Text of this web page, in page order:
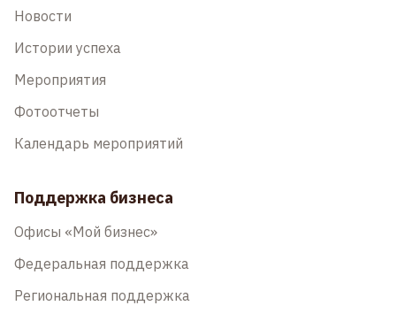
Новости
Истории успеха
Мероприятия
Фотоотчеты
Календарь мероприятий
Поддержка бизнеса
Офисы «Мой бизнес»
Федеральная поддержка
Региональная поддержка